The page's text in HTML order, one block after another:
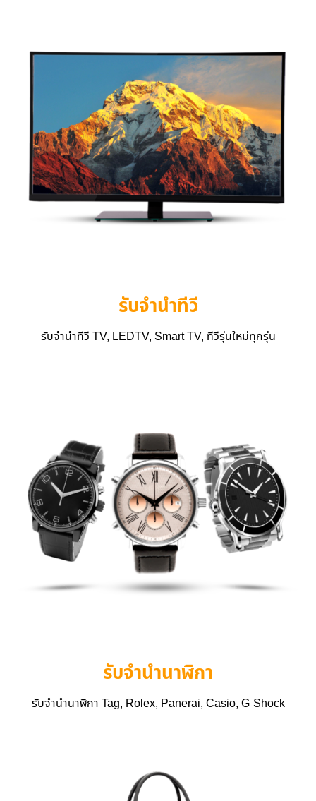
รับจำนำทีวี
รับจำนำทีวี TV, LEDTV, Smart TV, ทีวีรุ่นใหม่ทุกรุ่น
รับจำนำนาฬิกา
รับจำนำนาฬิกา Tag, Rolex, Panerai, Casio, G-Shock